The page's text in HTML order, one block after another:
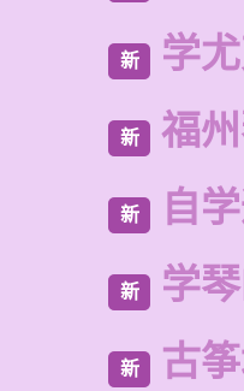
新 学
新 福
新 自
新 学
新 古